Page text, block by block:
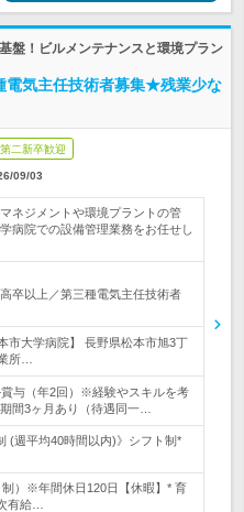
盤！ビルメンテナンスと環境プラン
気主任技術者募集★残業少な
第二新卒歓迎
09/03
ネジメントや環境プラントの管
病院での設備管理業務をお任せし
卒以上／第三種電気主任技術者
市大学病院】 長野県松本市旭3丁
所…
与（年2回）※経験やスキルを考
間3ヶ月あり（待遇同一…
(週平均40時間以内)》シフト制*
制）※年間休日120日【休暇】* 育
有給…